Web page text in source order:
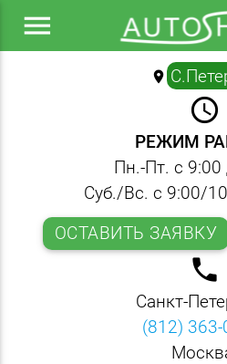
menu
location_on
query_builder
РЕЖИМ
Пн.-Пт. с 9:00
Суб./Вс. с 9:00/
ОСТАВИТЬ ЗАЯВКУ
local_phone
Санкт-
(812) 363-